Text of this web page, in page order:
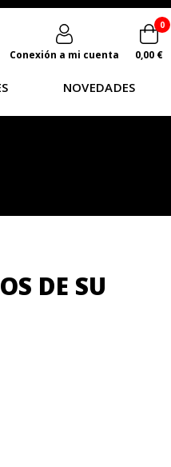
Conexión a mi cuenta
0
0,00 €
NOVEDADES
DE SU